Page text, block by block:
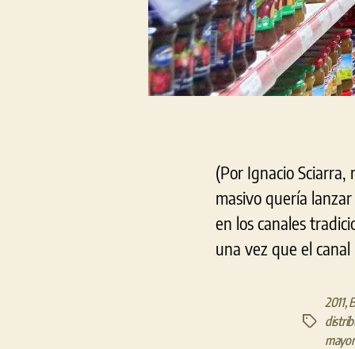
(Por Ignacio Sciarra,
masivo quería
en los canales
una vez que el
Etiquetas
2011,